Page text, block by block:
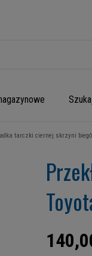
tarczki ciernej skrzyni